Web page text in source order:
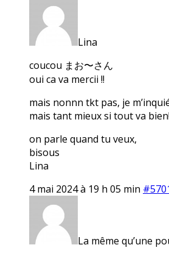
Lina
coucou まお〜さん
oui ca va mercii !!
mais nonnn tkt pas, je
mais tant mieux si tout va
on parle quand tu veux,
bisous
Lina
4 mai 2024 à 19 h 05 min
La même qu’une